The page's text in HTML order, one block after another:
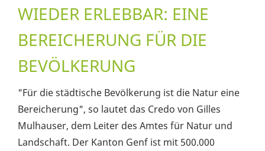
WIEDER ERLEBBAR: EINE
BEREICHERUNG FÜR DIE
BEVÖLKERUNG
"Für die städtische Bevölkerung ist die Natur eine
Bereicherung", so lautet das Credo von Gilles
Mulhauser, dem Leiter des Amtes für Natur und
Landschaft. Der Kanton Genf ist mit 500.000